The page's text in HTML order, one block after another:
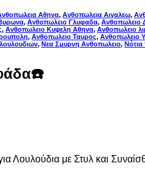
Αθηνα, Ανθοπωλεια Αιγαλεω,
, Ανθοπωλειο Γλυφαδα, Ανθοπωλειο
, Ανθοπωλειο Κυψελη Αθηνα, Ανθοπωλειο
, Ανθοπωλειο Ταυρος, Ανθοπωλειο
, Νεα Σμυρνη Ανθοπωλειο,
Λουλούδια με Στυλ και